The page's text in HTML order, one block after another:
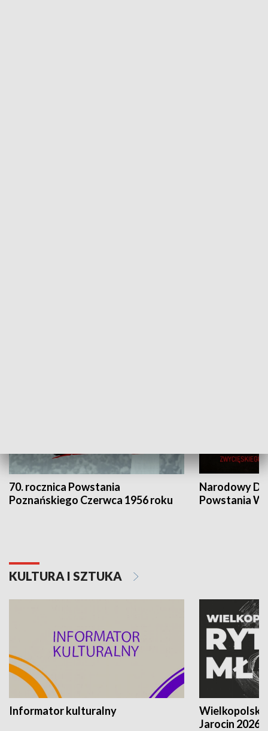
70. rocznica Powstania
Poznańskiego Czerwca 1956 roku
Narodowy
Powstania
KULTURA I SZTUKA
Informator kulturalny
Jarocin 2026